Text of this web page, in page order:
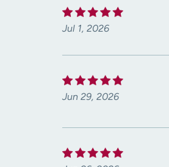
Jul 1, 2026
Jun 29, 2026